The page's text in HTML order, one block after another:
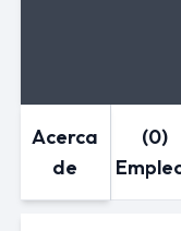
Acerca
de
(0)